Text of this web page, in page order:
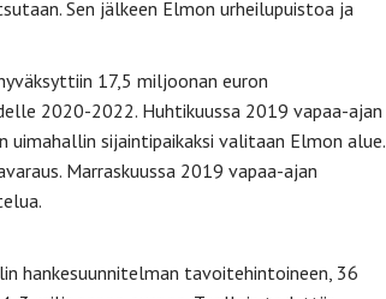
Sen jälkeen Elmon urheilupuistoa ja
17,5 miljoonan euron
2020-2022. Huhtikuussa 2019 vapaa-ajan
sijaintipaikaksi valitaan Elmon alue.
Marraskuussa 2019 vapaa-ajan
hankesuunnitelman tavoitehintoineen, 36